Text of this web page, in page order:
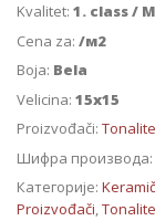
Kvalitet: 1. class /
Cena za: /м2
Boja: Bela
Velicina: 15x15
Proizvođači: Tonalite
Шифра производа:
Категорије:
Proizvođači,Tonalite